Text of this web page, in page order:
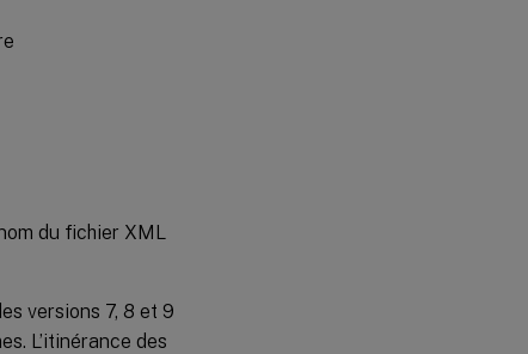
du fichier XML
versions 7, 8 et 9
L’itinérance des